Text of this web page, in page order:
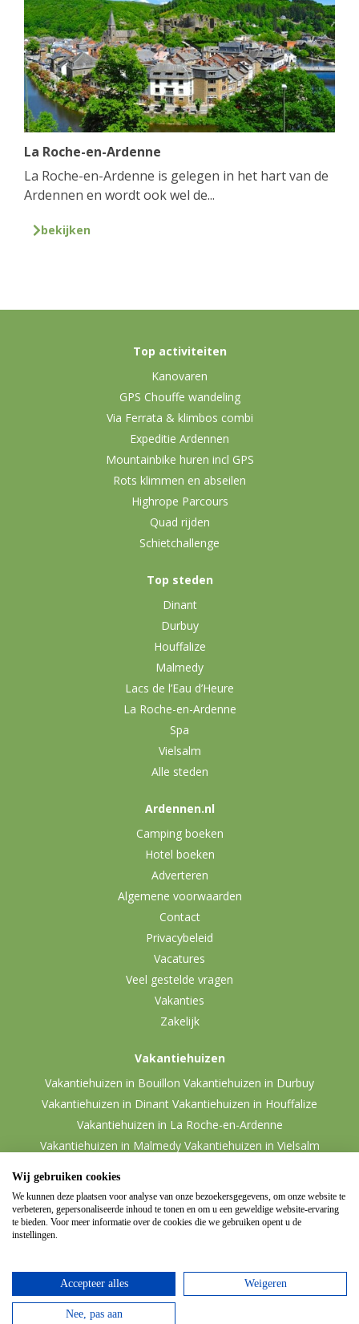
La Roche-en-Ardenne
La Roche-en-Ardenne is gelegen in het hart van de
Ardennen en wordt ook wel de...
bekijken
Top activiteiten
Kanovaren
GPS Chouffe wandeling
Via Ferrata & klimbos combi
Expeditie Ardennen
Mountainbike huren incl GPS
Rots klimmen en abseilen
Highrope Parcours
Quad rijden
Schietchallenge
Top steden
Dinant
Durbuy
Houffalize
Malmedy
Lacs de l’Eau d’Heure
La Roche-en-Ardenne
Spa
Vielsalm
Alle steden
Ardennen.nl
Camping boeken
Hotel boeken
Adverteren
Algemene voorwaarden
Contact
Privacybeleid
Vacatures
Veel gestelde vragen
Vakanties
Zakelijk
Vakantiehuizen
Vakantiehuizen in Bouillon Vakantiehuizen in Durbuy
Vakantiehuizen in Dinant Vakantiehuizen in Houffalize
Vakantiehuizen in La Roche-en-Ardenne
Vakantiehuizen in Malmedy Vakantiehuizen in Vielsalm
© 2026 Ardennen.nl Website door
Wij gebruiken cookies
We kunnen deze plaatsen voor analyse van onze bezoekersgegevens, om onze website te
verbeteren, gepersonaliseerde inhoud te tonen en om u een geweldige website-ervaring
te bieden. Voor meer informatie over de cookies die we gebruiken opent u de
instellingen.
Accepteer alles Weigeren
Nee, pas aan